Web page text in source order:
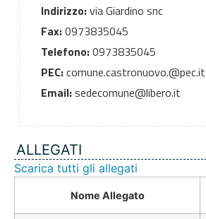
Indirizzo:via Giardino snc
Fax:0973835045
Telefono:0973835045
PEC:comune.castronuovo.@pec.it
Email:sedecomune@libero.it
ALLEGATI
Scarica tutti gli allegati
Nome Allegato